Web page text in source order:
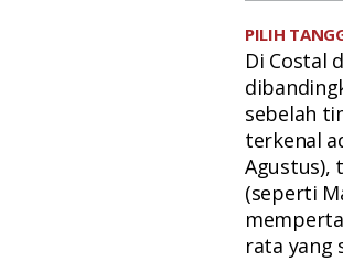
PILIH
Di Costal
sebelah
terkenal
Agustus),
(seperti
rata yang